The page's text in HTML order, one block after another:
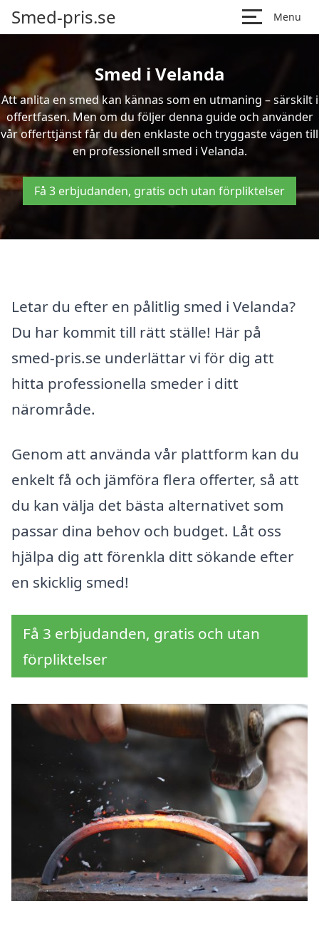
Smed-pris.se Menu
Smed i Velanda
Att anlita en smed kan kännas som en utmaning – särskilt i
offertfasen. Men om du följer denna guide och använder
vår offerttjänst får du den enklaste och tryggaste vägen till
en professionell smed i Velanda.
Få 3 erbjudanden, gratis och utan förpliktelser
Letar du efter en pålitlig smed i Velanda?
Du har kommit till rätt ställe! Här på
smed-pris.se underlättar vi för dig att
hitta professionella smeder i ditt
närområde.
Genom att använda vår plattform kan du
enkelt få och jämföra flera offerter, så att
du kan välja det bästa alternativet som
passar dina behov och budget. Låt oss
hjälpa dig att förenkla ditt sökande efter
en skicklig smed!
Få 3 erbjudanden, gratis och utan
förpliktelser